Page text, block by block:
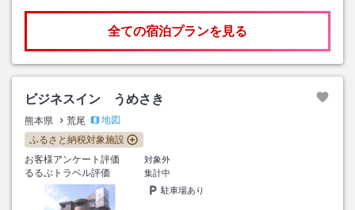
全ての宿泊プランを見る
ビジネスイン うめさき
熊本県 荒尾
地図
ふるさと納税対象施設
お客様アンケート評価
対象外
るるぶトラベル評価
集計中
駐車場あり